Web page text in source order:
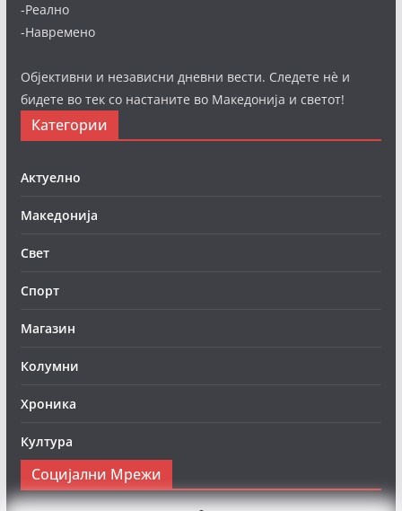
-Реално
-Навремено
Објективни и независни дневни вести. Следете нè и
бидете во тек со настаните во Македонија и светот!
Категории
Актуелно
Македонија
Свет
Спорт
Магазин
Колумни
Хроника
Култура
Социјални Мрежи